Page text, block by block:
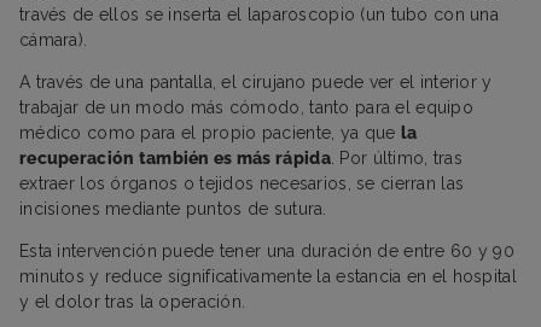
través de ellos se inserta el laparoscopio (un tubo con una
cámara).
A través de una pantalla, el cirujano puede ver el interior y
trabajar de un modo más cómodo, tanto para el equipo
médico como para el propio paciente, ya que la
recuperación también es más rápida. Por último, tras
extraer los órganos o tejidos necesarios, se cierran las
incisiones mediante puntos de sutura.
Esta intervención puede tener una duración de entre 60 y 90
minutos y reduce significativamente la estancia en el hospital
y el dolor tras la operación.